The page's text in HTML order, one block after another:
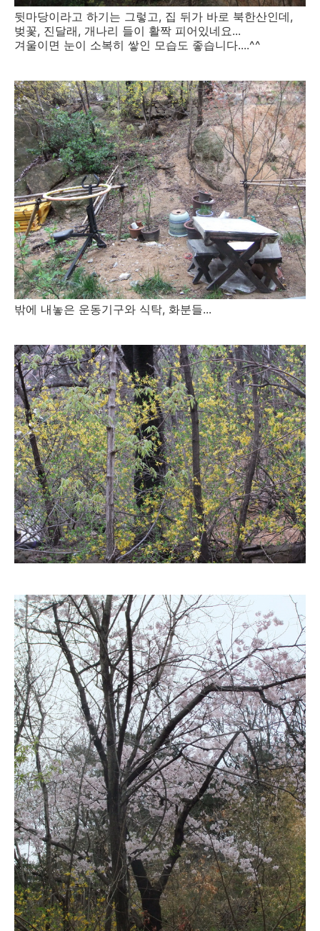
뒷마당이라고 하기는 그렇고, 집 뒤가 바로 북한산인데,
벚꽃, 진달래, 개나리 들이 활짝 피어있네요...
겨울이면 눈이 소복히 쌓인 모습도 좋습니다....^^
밖에 내놓은 운동기구와 식탁, 화분들...